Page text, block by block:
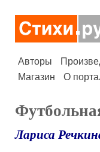
Авторы
Магазин
О
Лариса